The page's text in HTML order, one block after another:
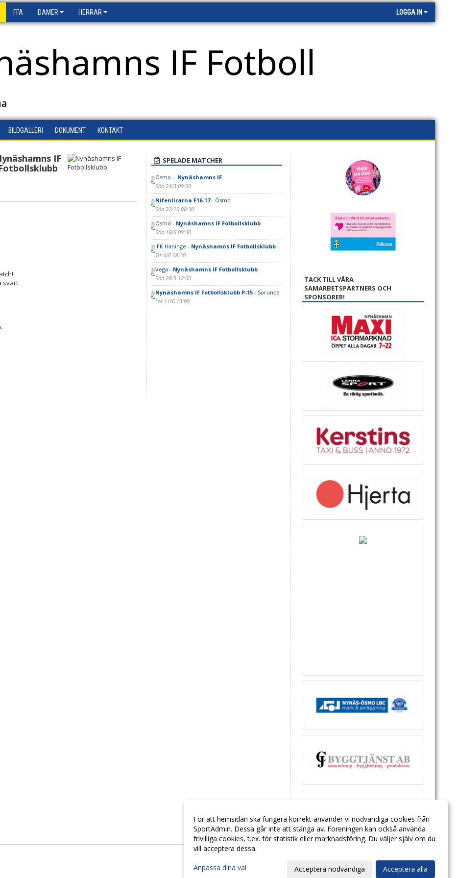
FFA DAMER HERRAR LOGGA IN
IF Fotboll
BILDGALLERI DOKUMENT KONTAKT
IF
svart.
SPELADE MATCHER
Ösmo - Nynäshamns IF
Sön 24/3 09:00
Nifenlirarna F16-17- Ösmo
Sön 22/10 08:30
Ösmo - Nynäshamns IF Fotbollsklubb
Sön 18/6 09:30
IFK Haninge - Nynäshamns IF Fotbollsklubb
Tis 6/6 08:30
Vega - Nynäshamns IF Fotbollsklubb
Sön 28/5 12:00
Nynäshamns IF Fotbollsklubb P-15- Sorunda
Lör 11/6 13:00
TACK TILL VÅRA
SAMARBETSPARTNERS OCH
SPONSORER!
För att hemsidan ska fungera korrekt använder vi nödvändiga cookies från
SportAdmin. Dessa går inte att stänga av. Föreningen kan också använda
frivilliga cookies, t.ex. för statistik eller marknadsföring. Du väljer själv om du
vill acceptera dessa.
Anpassa dina val Acceptera nödvändiga Acceptera alla